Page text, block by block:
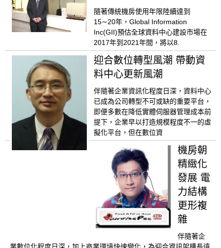
隨著傳統機房使用年限陸續達到
15∼20年，Global Information
Inc(GII)預估全球資料中心建設市場在
2017年到2021年間，將以8.
迎合數位轉型風潮 帶動資
料中心更新風潮
伴隨著企業資訊化程度日深，資料中心
已成為公司轉型不可或缺的重要平台，
即便多數在降低實體伺服器管理成本前
提下，企業早以打造規模程度不一的虛
擬化平台，但在數位資
機房朝
精緻化
發展 電
力結構
更形複
雜
伴隨著企